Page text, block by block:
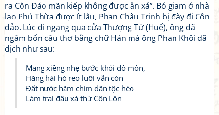
ra Côn Đảo mãn kiếp không được ân xá”. Bỏ giam ở nhà
lao Phủ Thừa được ít lâu, Phan Châu Trinh bị đày đi Côn
đảo. Lúc đi ngang qua cửa Thượng Tứ (Huế), ông đã
ngâm bốn câu thơ bằng chữ Hán mà ông Phan Khôi đã
dịch như sau:
Mang xiềng nhẹ bước khỏi đô môn,
Hăng hái hò reo lưỡi vẫn còn
Đất nước hãm chìm dân tộc héo
Làm trai đâu xá thứ Côn Lôn